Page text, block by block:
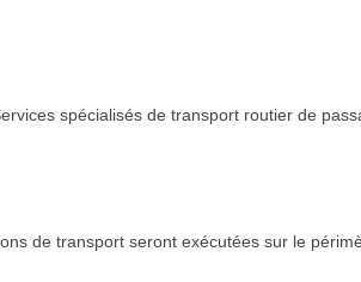
spécialisés de transport routier de
de transport seront exécutées sur le